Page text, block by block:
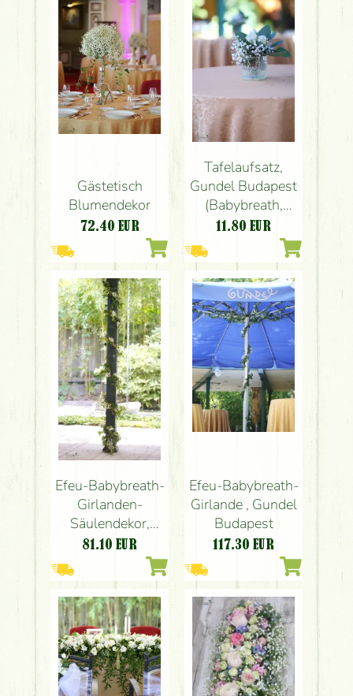
Gästetisch
Blumendekor
72.40 EUR
Tafelaufsatz,
Gundel Budapest
(Babybreath,
Rose, Eukalyptus,
11.80 EUR
Efeu-Babybreath-
Girlanden-
Säulendekor,
Gundel Budapest
81.10 EUR
Efeu-Babybreath-
Girlande , Gundel
Budapest
117.30 EUR